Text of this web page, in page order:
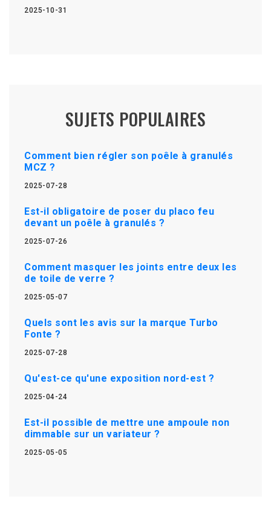
2025-10-31
SUJETS POPULAIRES
Comment bien régler son poêle à granulés
MCZ ?
2025-07-28
Est-il obligatoire de poser du placo feu
devant un poêle à granulés ?
2025-07-26
Comment masquer les joints entre deux les
de toile de verre ?
2025-05-07
Quels sont les avis sur la marque Turbo
Fonte ?
2025-07-28
Qu'est-ce qu'une exposition nord-est ?
2025-04-24
Est-il possible de mettre une ampoule non
dimmable sur un variateur ?
2025-05-05